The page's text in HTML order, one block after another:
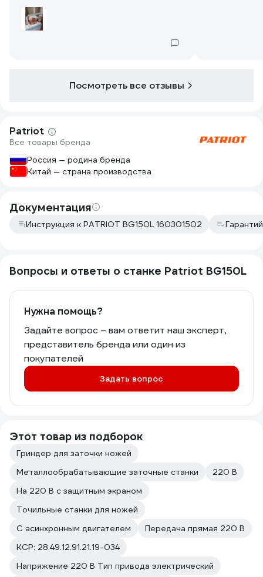
Посмотреть все отзывы
Patriot
Все товары бренда
Россия — родина бренда
Китай — страна производства
Документация
Инструкция к PATRIOT BG150L 160301502
Вопросы и ответы о станке Patriot BG150L
Нужна помощь?
Задайте вопрос – вам ответит наш эксперт,
представитель бренда или один из
покупателей
Задать вопрос
Этот товар из подборок
Гриндер для заточки ножей
Металлообрабатывающие заточные станки
220 В
На 220 В с защитным экраном
Точильные станки для ножей
С асинхронным двигателем
Передача прямая 220 В
КСР: 28.49.12.91.21.19-034
Напряжение 220 В Тип привода электрический